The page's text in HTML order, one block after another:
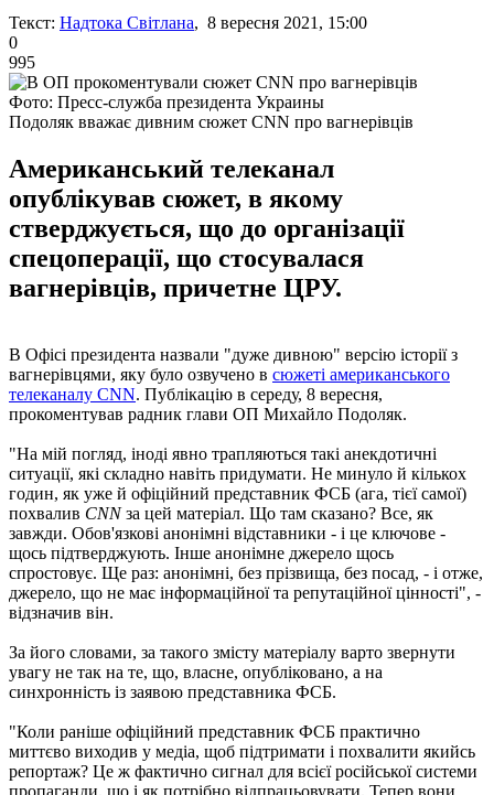
Текст: Надтока Світлана, 8 вересня 2021, 15:00
0
995
Фото: Пресс-служба президента Украины
Подоляк вважає дивним сюжет CNN про вагнерівців
Американський телеканал
опублікував сюжет, в якому
стверджується, що до організації
спецоперації, що стосувалася
вагнерівців, причетне ЦРУ.
В Офісі президента назвали "дуже дивною" версію історії з
вагнерівцями, яку було озвучено в сюжеті американського
телеканалу CNN. Публікацію в середу, 8 вересня,
прокоментував радник глави ОП Михайло Подоляк.
"На мій погляд, іноді явно трапляються такі анекдотичні
ситуації, які складно навіть придумати. Не минуло й кількох
годин, як уже й офіційний представник ФСБ (ага, тієї самої)
похвалив CNNза цей матеріал. Що там сказано? Все, як
завжди. Обов'язкові анонімні відставники - і це ключове -
щось підтверджують. Інше анонімне джерело щось
спростовує. Ще раз: анонімні, без прізвища, без посад, - і отже,
джерело, що не має інформаційної та репутаційної цінності", -
відзначив він.
За його словами, за такого змісту матеріалу варто звернути
увагу не так на те, що, власне, опубліковано, а на
синхронність із заявою представника ФСБ.
"Коли раніше офіційний представник ФСБ практично
миттєво виходив у медіа, щоб підтримати і похвалити якийсь
репортаж? Це ж фактично сигнал для всієї російської системи
пропаганди, що і як потрібно відпрацьовувати. Тепер вони